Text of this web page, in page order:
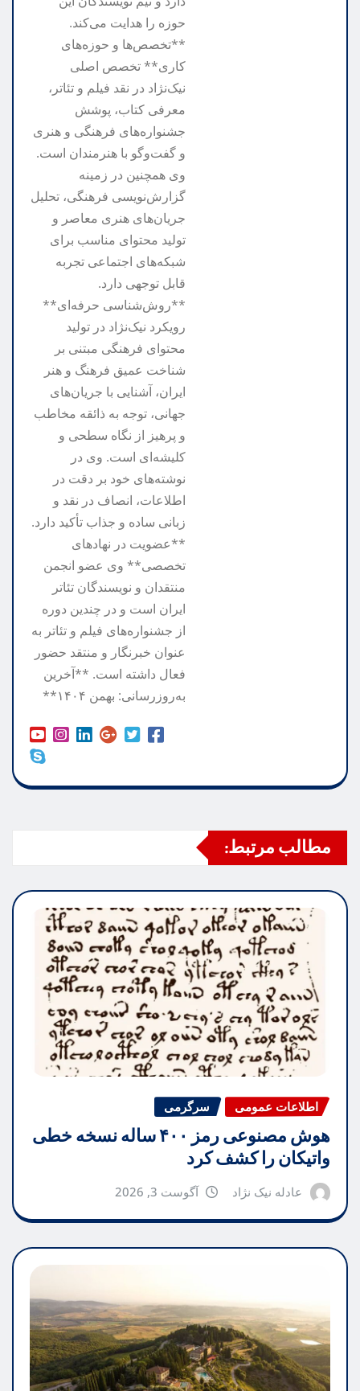
حوزه را هدایت می‌کند.
**تخصص‌ها و حوزه‌های
کاری** تخصص اصلی
نیک‌نژاد در نقد فیلم و تئاتر،
معرفی کتاب، پوشش
جشنواره‌های فرهنگی و هنری
و گفت‌وگو با هنرمندان است.
وی همچنین در زمینه
گزارش‌نویسی فرهنگی، تحلیل
جریان‌های هنری معاصر و
تولید محتوای مناسب برای
شبکه‌های اجتماعی تجربه
قابل توجهی دارد.
**روش‌شناسی حرفه‌ای**
رویکرد نیک‌نژاد در تولید
محتوای فرهنگی مبتنی بر
شناخت عمیق فرهنگ و هنر
ایران، آشنایی با جریان‌های
جهانی، توجه به ذائقه مخاطب
و پرهیز از نگاه سطحی و
کلیشه‌ای است. وی در
نوشته‌های خود بر دقت در
اطلاعات، انصاف در نقد و
زبانی ساده و جذاب تأکید دارد.
**عضویت در نهادهای
تخصصی** وی عضو انجمن
منتقدان و نویسندگان تئاتر
ایران است و در چندین دوره
از جشنواره‌های فیلم و تئاتر به
عنوان خبرنگار و منتقد حضور
فعال داشته است. **آخرین
به‌روزرسانی: بهمن ۱۴۰۴**
مطالب مرتبط:
اطلاعات عمومی سرگرمی
هوش مصنوعی رمز ۴۰۰ ساله نسخه خطی
واتیکان را کشف کرد
عادله نیک نژاد آگوست 3, 2026